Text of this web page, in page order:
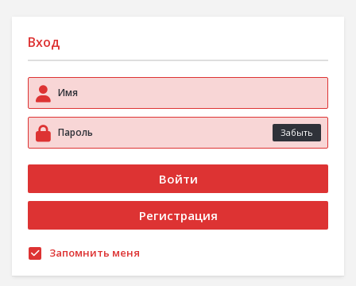
Вход
Забыть
Запомнить меня